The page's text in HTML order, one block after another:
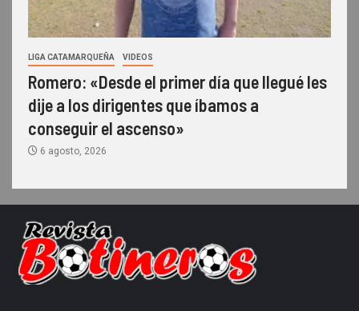
LIGA CATAMARQUEÑA VIDEOS
Romero: «Desde el primer día que llegué les
dije a los dirigentes que íbamos a
conseguir el ascenso»
6 agosto, 2026